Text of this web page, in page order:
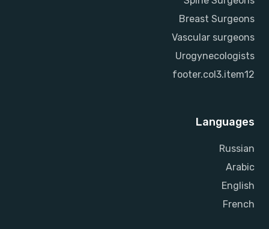
Breast Surgeons
Vascular surgeons
Urogynecologists
footer.col3.item12
Languages
Russian
Arabic
English
French